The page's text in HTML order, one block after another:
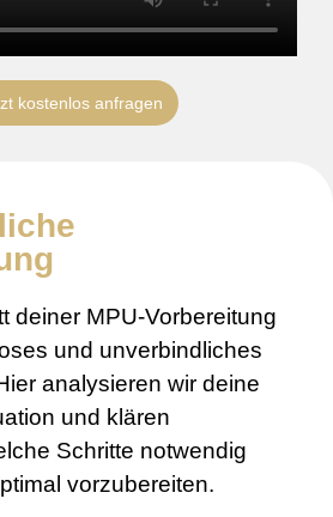
kostenlos anfragen
deiner MPU-Vorbereitung
und unverbindliches
analysieren wir deine
und klären
Schritte notwendig
vorzubereiten.